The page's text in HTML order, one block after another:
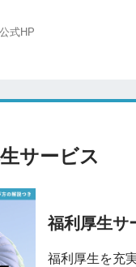
式HP
サービス
福利厚生サ
福利厚生を充